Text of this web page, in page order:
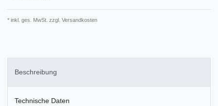
* inkl. ges. MwSt. zzgl. Versandkosten
Beschreibung
Technische Daten